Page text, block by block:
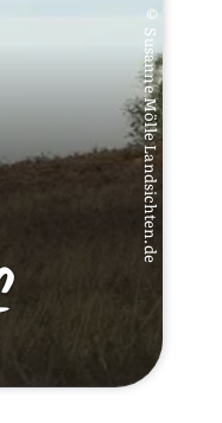
© Susanne Mölle Landsichten.de